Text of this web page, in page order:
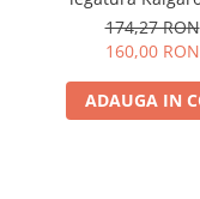
pneumatice
Cricuri pneumatice
Prese de rulmenti
50.000
174,27 RON
160,00 RON
ADAUGA IN